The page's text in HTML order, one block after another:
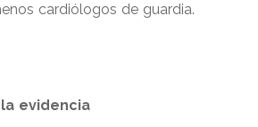
cardiólogos de guardia.
evidencia